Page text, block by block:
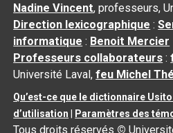
Nadine Vincent, professeurs,
Direction lexicographique :
informatique : Benoit Mercier
Professeurs collaborateurs :
Université Laval,feu Michel
Qu’est-ce que le dictionnaire Usito
d’utilisation
Paramètres des
Tous droits réservés ©